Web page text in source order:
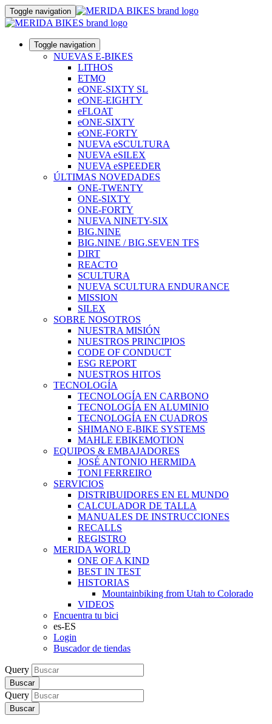
Toggle navigation
Toggle navigation
NUEVAS E-BIKES
LITHOS
ETMO
eONE-SIXTY SL
eONE-EIGHTY
eFLOAT
eONE-SIXTY
eONE-FORTY
NUEVA eSCULTURA
NUEVA eSILEX
NUEVA eSPEEDER
ÚLTIMAS NOVEDADES
ONE-TWENTY
ONE-SIXTY
ONE-FORTY
NUEVA NINETY-SIX
BIG.NINE
BIG.NINE / BIG.SEVEN TFS
DIRT
REACTO
SCULTURA
NUEVA SCULTURA ENDURANCE
MISSION
SILEX
SOBRE NOSOTROS
NUESTRA MISIÓN
NUESTROS PRINCIPIOS
CODE OF CONDUCT
ESG REPORT
NUESTROS HITOS
TECNOLOGÍA
TECNOLOGÍA EN CARBONO
TECNOLOGÍA EN ALUMINIO
TECNOLOGÍA EN CUADROS
SHIMANO E-BIKE SYSTEMS
MAHLE EBIKEMOTION
EQUIPOS & EMBAJADORES
JOSÉ ANTONIO HERMIDA
TONI FERREIRO
SERVICIOS
DISTRIBUIDORES EN EL MUNDO
CALCULADOR DE TALLA
MANUALES DE INSTRUCCIONES
RECALLS
REGISTRO
MERIDA WORLD
ONE OF A KIND
BEST IN TEST
HISTORIAS
Mountainbiking from Utah to Colorado
VIDEOS
Encuentra tu bici
es-ES
Login
Buscador de tiendas
Query
Buscar
Query
Buscar